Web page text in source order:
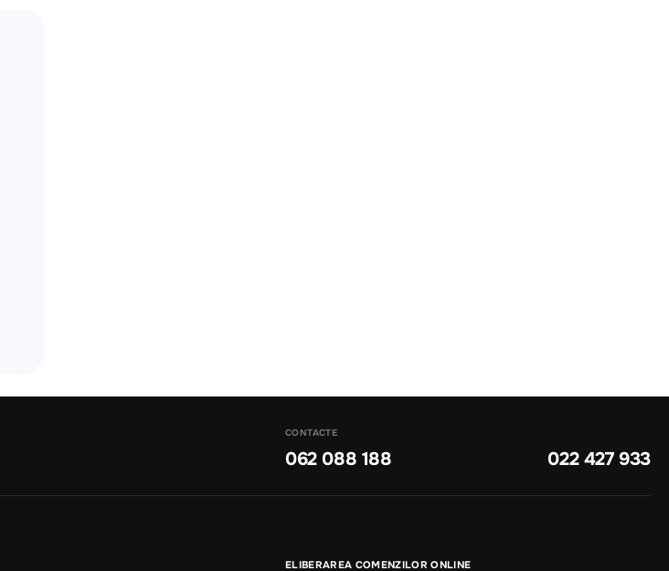
CONTACTE
062 088 188 022 427 933
ELIBERAREA COMENZILOR ONLINE